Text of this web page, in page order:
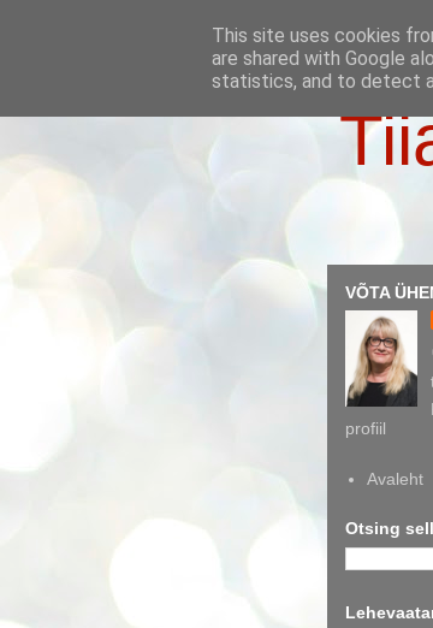
VÕTA
profiil
Avaleht
Otsing
This site uses cookies
are shared with Google
statistics, and to detect